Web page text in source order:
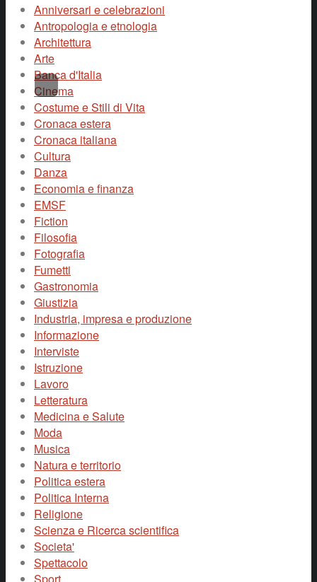
Anniversari e celebrazioni
Antropologia e etnologia
Architettura
Arte
Banca d'Italia
Cinema
Costume e Stili di Vita
Cronaca estera
Cronaca italiana
Cultura
Danza
Economia e finanza
EMSF
Fiction
Filosofia
Fotografia
Fumetti
Gastronomia
Giustizia
Industria, impresa e produzione
Informazione
Interviste
Istruzione
Lavoro
Letteratura
Medicina e Salute
Moda
Musica
Natura e territorio
Politica estera
Politica Interna
Religione
Scienza e Ricerca scientifica
Societa'
Spettacolo
Sport